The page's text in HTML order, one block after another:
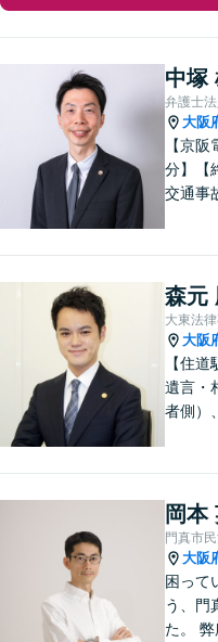
中塚
弁護士
大阪
【京
分】【
交通事
ション
まな問
ートさ
森元
大東法
大阪
【住
遺言・
者側）
やすい
す。お
い。
岡本
門真市
大阪
困って
う、門
た。 弊